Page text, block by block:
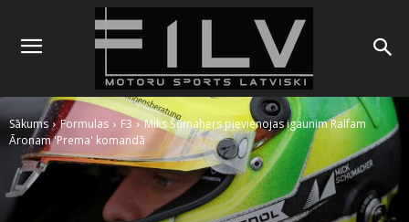
Sākums Formulas F3
Miks Šūmahers pievienojas igaunim Ralfam
Āronam 'Prema' komandā